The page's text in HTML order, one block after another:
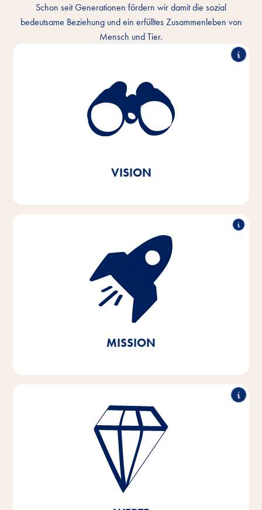
Schon seit Generationen fördern wir damit die sozial
bedeutsame Beziehung und ein erfülltes Zusammenleben von
Mensch und Tier.
VISION
Tier und wollen das Miteinander jeden Tag besser
machen. In jedem Tier-Zuhause und überall auf der
Welt.
Vitakraft. Aus Liebe.
MISSION
Mit Passion und Empathie für die Bedürfnisse der
Heimtiere und ihrer Halter entwickeln, produzieren
und vertreiben wir innovative, qualitativ hochwertige
und bedarfsgerechte Produkte. Durch nachhaltiges
Handeln leisten wir unseren Beitrag zur Erhaltung der
lebenswichtigen natürlichen Ressourcen.
Herausragende Leistung, partnerschaftliches
Arbeiten, Innovationsstärke & verantwortungsvolles
Handeln – das sind die Säulen, auf denen die
Wertvorstellungen unseres Unternehmens basieren.
Diese Kernwerte sind Grundlage und Orientierung
für unser Denken und Handeln, und sie helfen uns